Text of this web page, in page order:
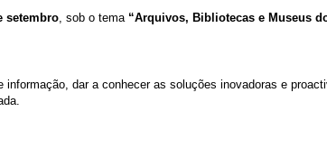
setembro, sob o tema “Arquivos, Bibliotecas e Museus
dar a conhecer as soluções inovadoras e